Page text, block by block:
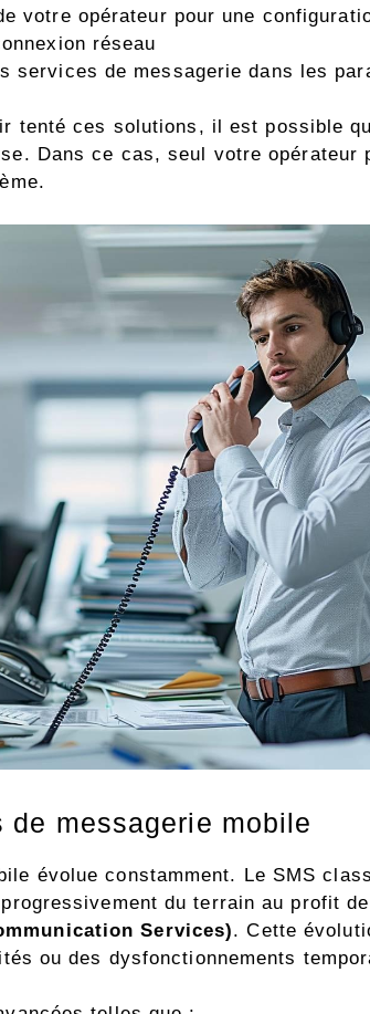
votre opérateur pour une
réseau
services de messagerie dans les
tenté ces solutions, il est possible
Dans ce cas, seul votre opérateur
messagerie mobile
évolue constamment. Le SMS
du terrain au profit
Services). Cette
ou des dysfonctionnements